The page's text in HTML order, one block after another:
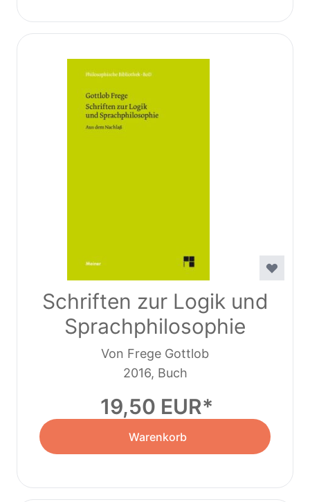
Schriften zur Logik und
Sprachphilosophie
Von Frege Gottlob
2016, Buch
19,50 EUR
Warenkorb